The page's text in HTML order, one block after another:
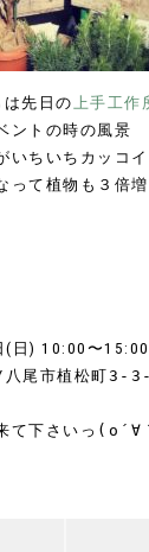
先日の 上手工作
ントの時の風景
いちいちカッコイ
って植物も３倍
(日) 10:00〜15:00
八尾市植松町3-